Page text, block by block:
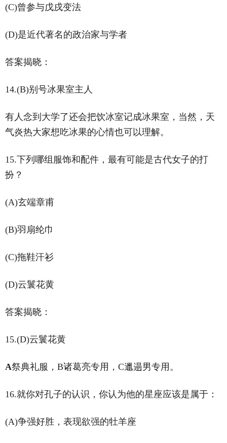
(C)曾参与戊戌变法
(D)是近代著名的政治家与学者
答案揭晓：
14.(B)别号冰果室主人
有人念到大学了还会把饮冰室记成冰果室，当然，天
气炎热大家想吃冰果的心情也可以理解。
15.下列哪组服饰和配件，最有可能是古代女子的打
扮？
(A)玄端章甫
(B)羽扇纶巾
(C)拖鞋汗衫
(D)云鬟花黄
答案揭晓：
15.(D)云鬟花黄
A祭典礼服，B诸葛亮专用，C邋遢男专用。
16.就你对孔子的认识，你认为他的星座应该是属于：
(A)争强好胜，表现欲强的牡羊座